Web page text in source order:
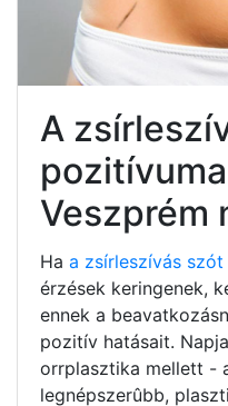
A
Veszprém
Ha a zsírleszívás szót
érzések keringenek,
ennek a
pozitív hatásait.
orrplasztika mellett -
legnépszerûbb,